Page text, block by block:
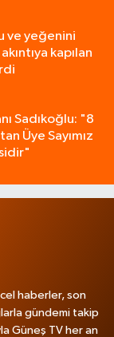
ve yeğenini
kapılan
Sadıkoğlu: "8
Üye Sayımız
haberler, son
gündemi takip
Güneş TV her an